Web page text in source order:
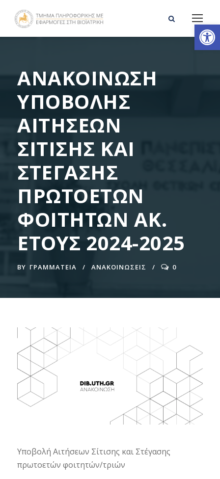
Ανοίξτε τη γραμμή εργαλείων
ΑΝΑΚΟΙΝΩΣΗ
ΥΠΟΒΟΛΗΣ
ΑΙΤΗΣΕΩΝ
ΣΙΤΙΣΗΣ ΚΑΙ
ΣΤΕΓΑΣΗΣ
ΠΡΩΤΟΕΤΩΝ
ΦΟΙΤΗΤΩΝ ΑΚ.
ΕΤΟΥΣ 2024-2025
BY ΓΡΑΜΜΑΤΕΊΑ ΑΝΑΚΟΙΝΩΣΕΙΣ 0
Υποβολή Αιτήσεων Σίτισης και Στέγασης
πρωτοετών φοιτητών/τριών